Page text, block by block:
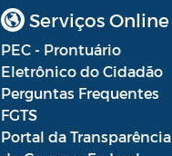
Serviços Online
PEC - Prontuário
Eletrônico do Cidadão
Perguntas Frequentes
FGTS
Portal da Transparência